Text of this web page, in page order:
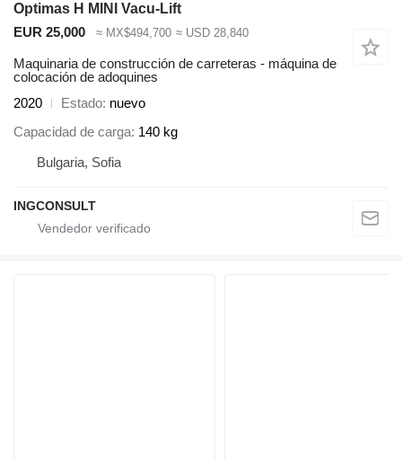
Optimas H MINI Vacu-Lift
EUR 25,000
≈ MX$494,700 ≈ USD 28,840
Maquinaria de construcción de carreteras - máquina de
colocación de adoquines
2020
Estado nuevo
Capacidad de carga 140 kg
Bulgaria, Sofia
INGCONSULT